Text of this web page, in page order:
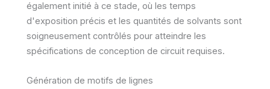
également initié à ce stade, où les temps
d'exposition précis et les quantités de solvants sont
soigneusement contrôlés pour atteindre les
spécifications de conception de circuit requises.
Génération de motifs de lignes